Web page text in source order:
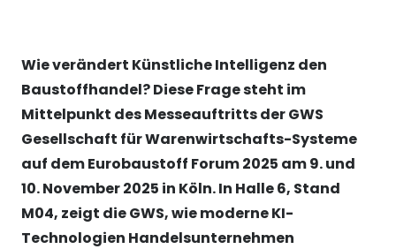
Wie verändert Künstliche Intelligenz den
Baustoffhandel? Diese Frage steht im
Mittelpunkt des Messeauftritts der GWS
Gesellschaft für Warenwirtschafts-Systeme
auf dem Eurobaustoff Forum 2025 am 9. und
10. November 2025 in Köln. In Halle 6, Stand
M04, zeigt die GWS, wie moderne KI-
Technologien Handelsunternehmen